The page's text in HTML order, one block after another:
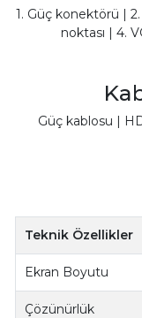
1. Güç konektörü |
noktası | 4.
Güç kablosu |
Teknik Özellikler
Ekran Boyutu
Çözünürlük